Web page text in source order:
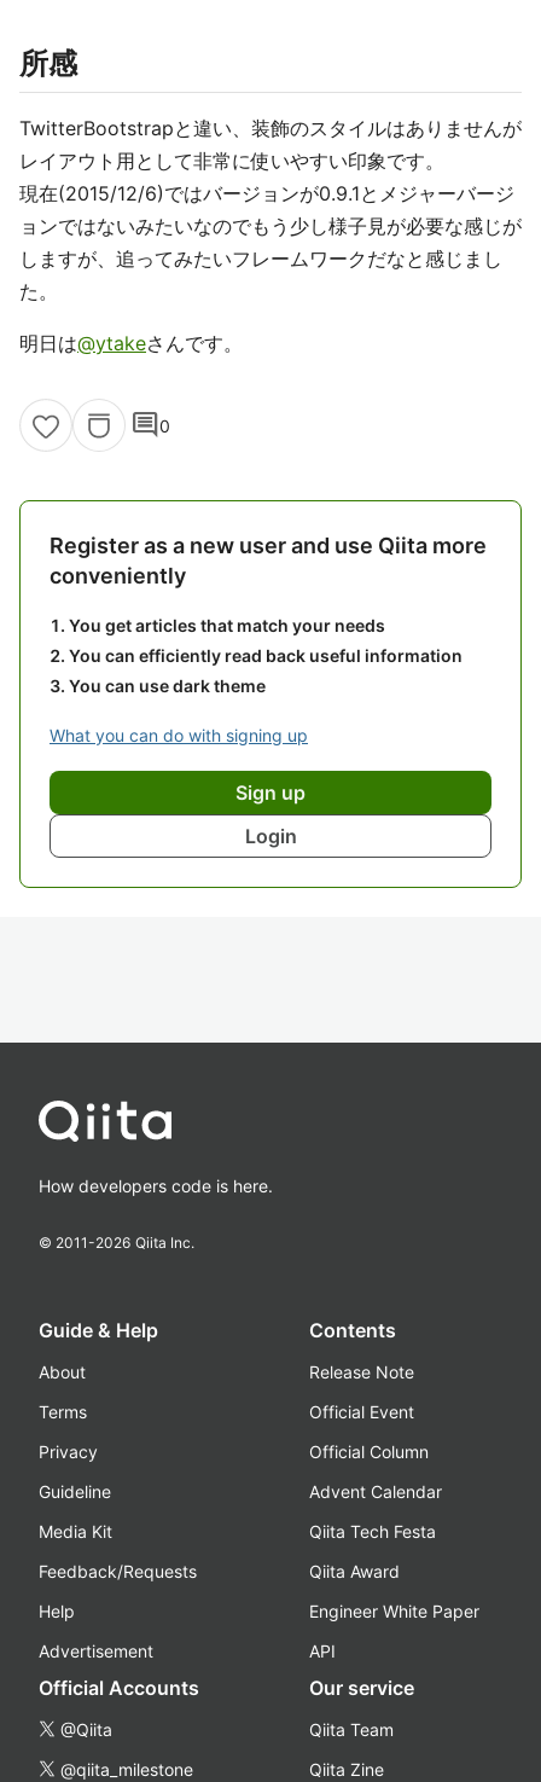
所感
TwitterBootstrapと違い、装飾のスタイルはありませんが
レイアウト用として非常に使いやすい印象です。
現在(2015/12/6)ではバージョンが0.9.1とメジャーバージ
ョンではないみたいなのでもう少し様子見が必要な感じが
しますが、追ってみたいフレームワークだなと感じまし
た。
明日は@ytakeさんです。
comment0
Register as a new user and use Qiita more
conveniently
You get articles that match your needs
You can efficiently read back useful information
You can use dark theme
What you can do with signing up
Sign up
Login
How developers code is here.
© 2011-2026 Qiita Inc.
Guide & Help
About
Terms
Privacy
Guideline
Media Kit
Feedback/Requests
Help
Advertisement
Contents
Release Note
Official Event
Official Column
Advent Calendar
Qiita Tech Festa
Qiita Award
Engineer White Paper
API
Official Accounts
@Qiita
@qiita_milestone
Our service
Qiita Team
Qiita Zine